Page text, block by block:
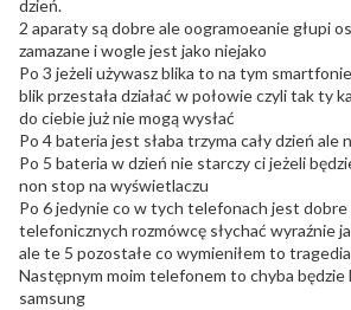
dzień.
2 aparaty są dobre ale oogramoeanie głupi
zamazane i wogle jest jako niejako
Po 3 jeżeli używasz blika to na tym
blik przestała działać w połowie czyli tak ty
do ciebie już nie mogą wysłać
Po 4 bateria jest słaba trzyma cały dzień ale
Po 5 bateria w dzień nie starczy ci jeżeli
non stop na wyświetlaczu
Po 6 jedynie co w tych telefonach jest dobre
telefonicznych rozmówcę słychać wyraźnie
ale te 5 pozostałe co wymieniłem to
Następnym moim telefonem to chyba będzie
samsung